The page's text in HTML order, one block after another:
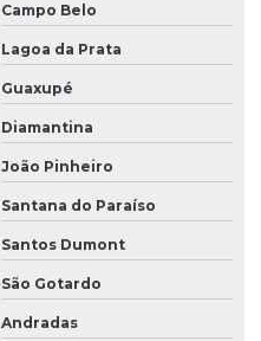
Campo Belo
Lagoa da Prata
Guaxupé
Diamantina
João Pinheiro
Santana do Paraíso
Santos Dumont
São Gotardo
Andradas